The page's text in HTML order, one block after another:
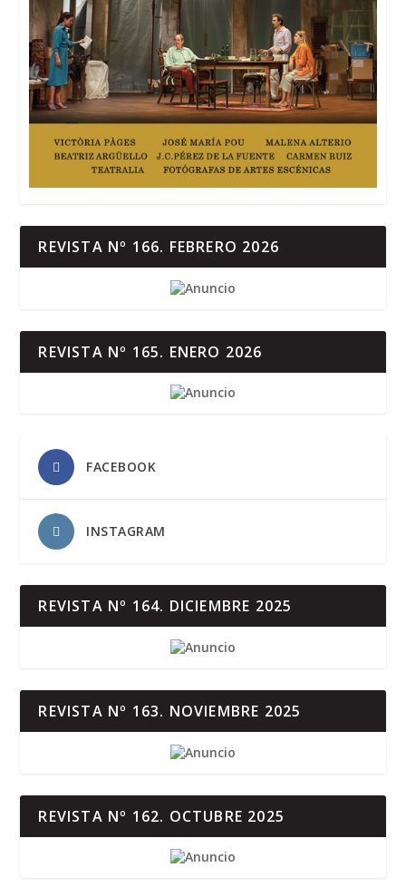
REVISTA Nº 166. FEBRERO 2026
REVISTA Nº 165. ENERO 2026
FACEBOOK
INSTAGRAM
REVISTA Nº 164. DICIEMBRE 2025
REVISTA Nº 163. NOVIEMBRE 2025
REVISTA Nº 162. OCTUBRE 2025